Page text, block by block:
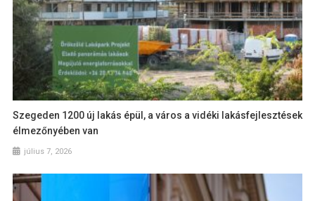
Szegeden 1200 új lakás épül, a város a vidéki lakásfejlesztések
élmezőnyében van
július 7, 2026